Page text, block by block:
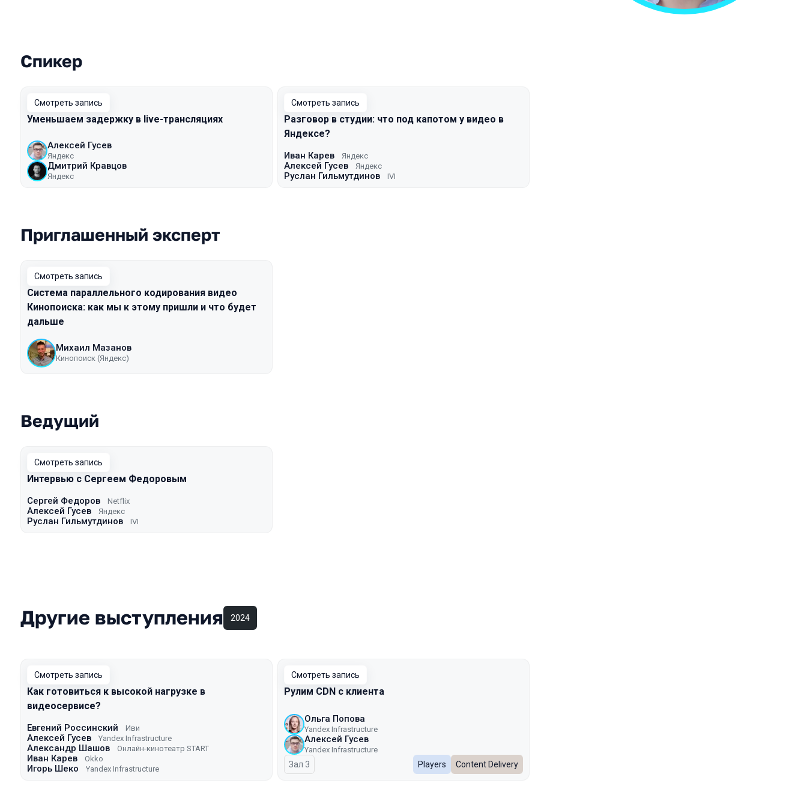
Выступления в сезоне 2021
Спикер
Смотреть запись
Уменьшаем задержку в live-трансляциях
Алексей Гусев
Яндекс
Дмитрий Кравцов
Яндекс
Смотреть запись
Разговор в студии: что под капотом у видео в
Яндексе?
Иван Карев Яндекс
Алексей Гусев Яндекс
Руслан Гильмутдинов IVI
Приглашенный эксперт
Смотреть запись
Система параллельного кодирования видео
Кинопоиска: как мы к этому пришли и что будет
дальше
Михаил Мазанов
Кинопоиск (Яндекс)
Ведущий
Смотреть запись
Интервью с Сергеем Федоровым
Сергей Федоров Netflix
Алексей Гусев Яндекс
Руслан Гильмутдинов IVI
Другие выступления 2024
Смотреть запись
Как готовиться к высокой нагрузке в
видеосервисе?
Евгений Россинский Иви
Алексей Гусев Yandex Infrastructure
Александр Шашов Онлайн-кинотеатр START
Иван Карев Okko
Игорь Шеко Yandex Infrastructure
Смотреть запись
Рулим CDN с клиента
Ольга Попова
Yandex Infrastructure
Алексей Гусев
Yandex Infrastructure
Зал 3 Players Content Delivery